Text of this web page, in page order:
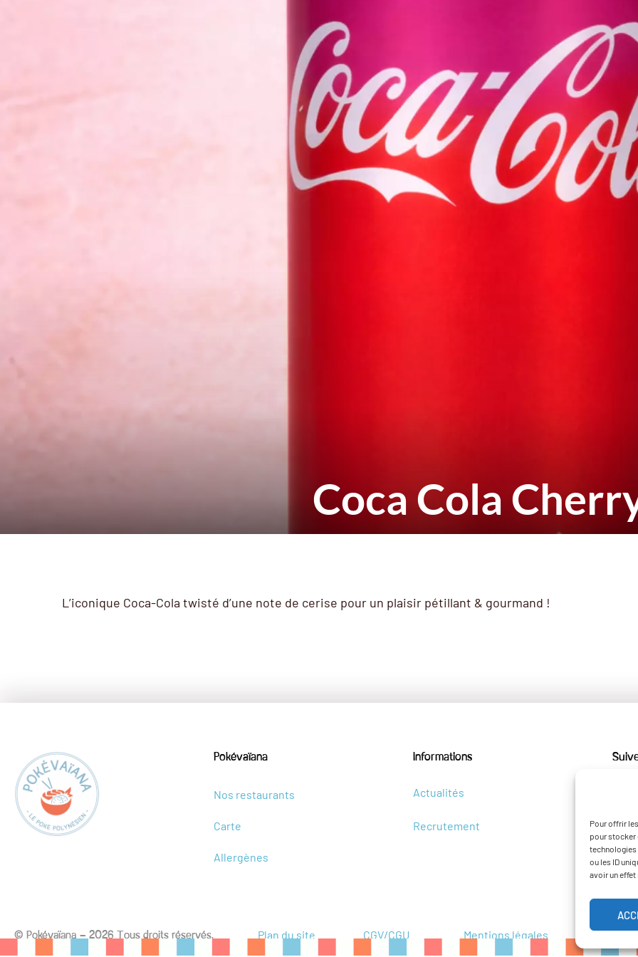
Pour offrir
pour stocker
technologies
ou les ID
avoir un
Nos restaurants Recrutement
Coca Cola
L’iconique Coca-Cola twisté d’une note de cerise pour un plaisir pétillant & gourmand !
Pokévaïana
Nos restaurants
Carte
Allergènes
Informations
Actualités
Recrutement
© Pokévaïana – 2026 Tous droits réservés. Plan du site CGV/CGU Mentions légales